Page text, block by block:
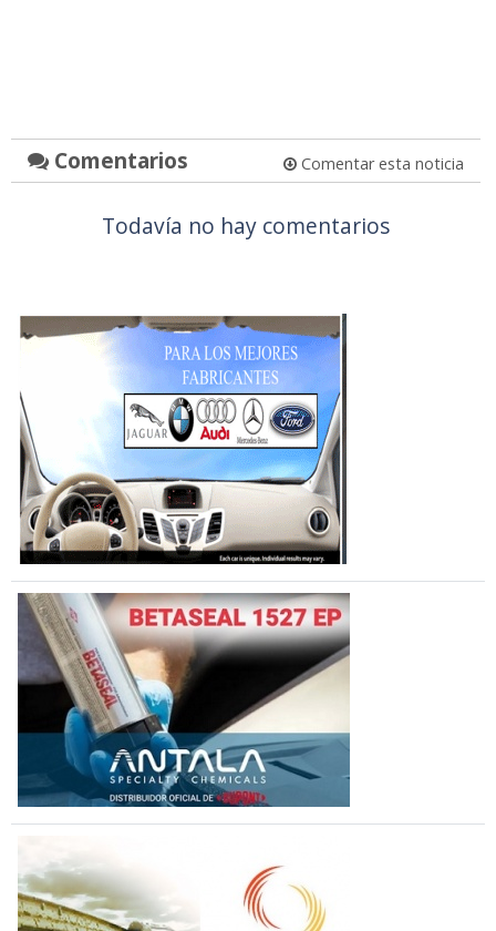
Comentarios Comentar esta noticia
Todavía no hay comentarios